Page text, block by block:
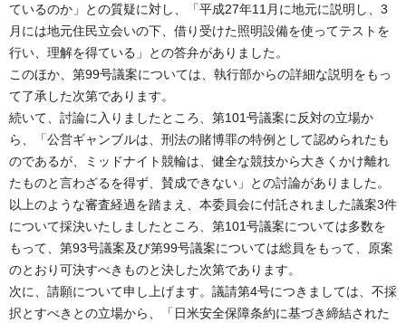
ているのか」との質疑に対し、「平成27年11月に地元に説明し、3
月には地元住民立会いの下、借り受けた照明設備を使ってテストを
行い、理解を得ている」との答弁がありました。
このほか、第99号議案については、執行部からの詳細な説明をもっ
て了承した次第であります。
続いて、討論に入りましたところ、第101号議案に反対の立場か
ら、「公営ギャンブルは、刑法の賭博罪の特例として認められたも
のであるが、ミッドナイト競輪は、健全な競技から大きくかけ離れ
たものと言わざるを得ず、賛成できない」との討論がありました。
以上のような審査経過を踏まえ、本委員会に付託されました議案3件
について採決いたしましたところ、第101号議案については多数を
もって、第93号議案及び第99号議案については総員をもって、原案
のとおり可決すべきものと決した次第であります。
次に、請願について申し上げます。議請第4号につきましては、不採
択とすべきとの立場から、「日米安全保障条約に基づき締結された